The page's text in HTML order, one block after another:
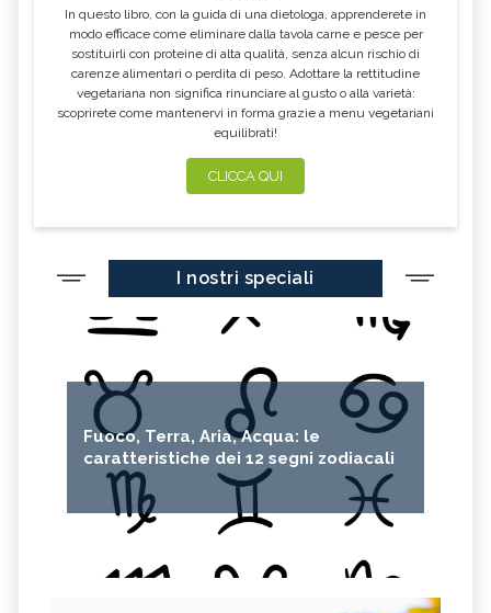
In questo libro, con la guida di una dietologa, apprenderete in
modo efficace come eliminare dalla tavola carne e pesce per
sostituirli con proteine di alta qualità, senza alcun rischio di
carenze alimentari o perdita di peso. Adottare la rettitudine
vegetariana non significa rinunciare al gusto o alla varietà:
scoprirete come mantenervi in forma grazie a menu vegetariani
equilibrati!
CLICCA QUI
I nostri speciali
Fuoco, Terra, Aria, Acqua: le
caratteristiche dei 12 segni zodiacali